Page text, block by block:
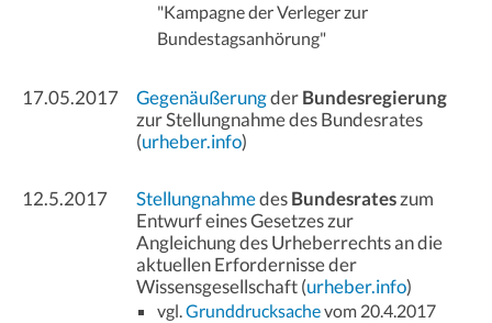
"Kampagne der Verleger zur
Bundestagsanhörung"
17.05.2017 GegenäußerungderBundesregierung
zur Stellungnahme des Bundesrates
(urheber.info)
12.5.2017 StellungnahmedesBundesrateszum
Entwurf eines Gesetzes zur
Angleichung des Urheberrechts an die
aktuellen Erfordernisse der
Wissensgesellschaft (urheber.info)
vgl.Grunddrucksachevom 20.4.2017